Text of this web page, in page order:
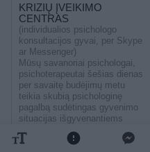
KRIZIŲ ĮVEIKIMO
CENTRAS
(individualios psichologo
konsultacijos gyvai, per Skype
ar Messenger)
Mūsų savanoriai psichologai,
psichoterapeutai šešias dienas
per savaitę budėjimų metu
teikia skubią psichologinę
pagalbą sudėtingas gyvenimo
situacijas išgyvenantiems